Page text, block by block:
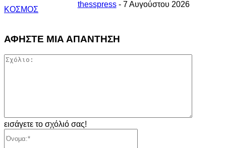
ΚΟΣΜΟΣ
thesspress - 7 Αυγούστου 2026
ΑΦΗΣΤΕ ΜΙΑ ΑΠΑΝΤΗΣΗ
εισάγετε το σχόλιό σας!